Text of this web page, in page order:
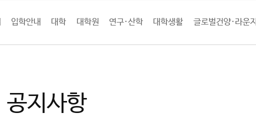
입학안내 대학 대학원 연구·산학 대학생활 글로벌건양·라운지
공지사항